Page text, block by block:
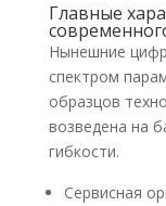
Главные
Нынешние
спектром
образцов
возведена на
гибкости.
Сервисная